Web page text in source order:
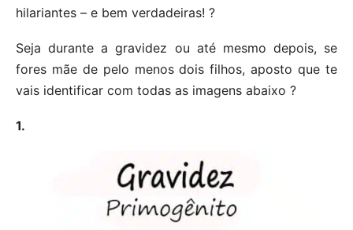
hilariantes – e bem verdadeiras! ?
Seja durante a gravidez ou até mesmo depois, se
fores mãe de pelo menos dois filhos, aposto que te
vais identificar com todas as imagens abaixo ?
1.